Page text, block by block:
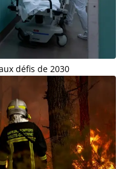
défis de 2030